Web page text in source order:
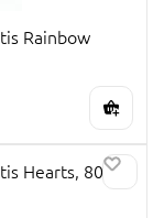
Rainbow
Hearts, 80cm,